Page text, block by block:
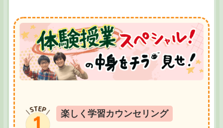
楽しく学習カウンセリング